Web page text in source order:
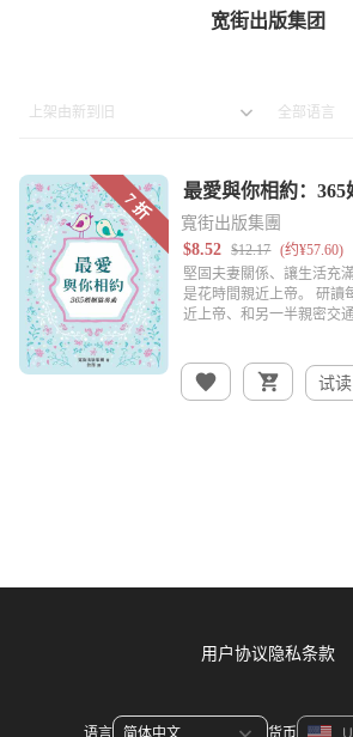
宽街出版集团
寬街出版集團
试读
用户协议隐私条款
语言 货币